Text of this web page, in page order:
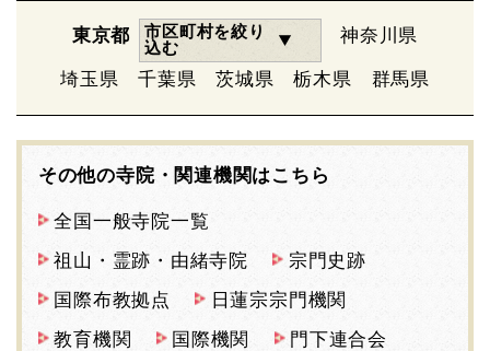
東京都
市区町村を絞り
込む
神奈川県
埼玉県 千葉県 茨城県 栃木県 群馬県
その他の寺院・関連機関はこちら
全国一般寺院一覧
祖山・霊跡・由緒寺院
宗門史跡
国際布教拠点
日蓮宗宗門機関
教育機関
国際機関
門下連合会